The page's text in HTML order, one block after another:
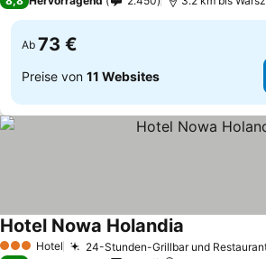
Ab 73 €
Preise von 11 Websites
3 SterneHotel 24-Stunden-Grillbar und
Hotel Nowa Holandia